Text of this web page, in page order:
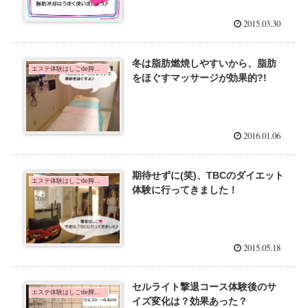
2015.03.30
冬は脂肪燃焼しやすいから、脂肪
をほぐすマッサージが効果的?!
2016.01.06
期待せずに(笑)、TBCのダイエット
体験に行ってきました！
2015.05.18
エステ体験はしごde脚痩せダイエット！
セルライト撃退コース体験後のサ
イズ変化は？効果あった？